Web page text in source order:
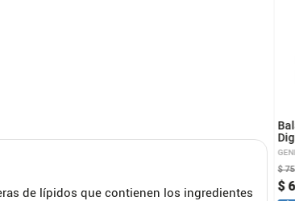
de lípidos que contienen los ingredientes
900 50 % $ 500 $
$ 75